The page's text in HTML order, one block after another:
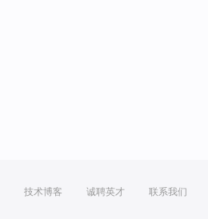
技术博客 诚聘英才 联系我们